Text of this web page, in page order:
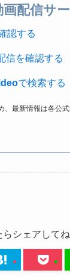
配信サ
認する
信を確認する
で検索する
最新情報は各公式
らシェアしてね